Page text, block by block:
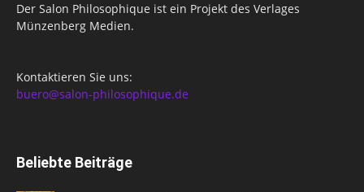
Der Salon Philosophique ist ein Projekt des Verlages
Münzenberg Medien.
Kontaktieren Sie uns:
buero@salon-philosophique.de
Beliebte Beiträge